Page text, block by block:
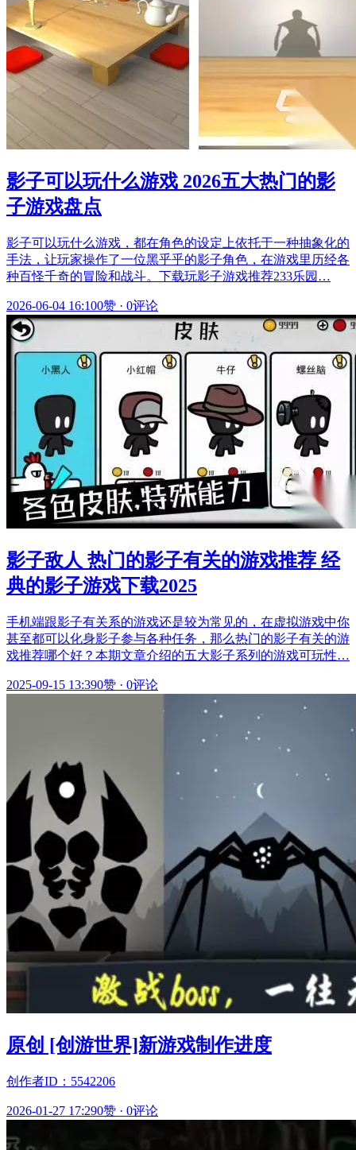
影子可以玩什么游戏 2026五大热门的影
子游戏盘点
影子可以玩什么游戏，都在角色的设定上依托于一种抽象化的
手法，让玩家操作了一位黑乎乎的影子角色，在游戏里历经各
种百怪千奇的冒险和战斗。下载玩影子游戏推荐233乐园…
2026-06-04 16:100赞 · 0评论
影子敌人 热门的影子有关的游戏推荐 经
典的影子游戏下载2025
手机端跟影子有关系的游戏还是较为常见的，在虚拟游戏中你
甚至都可以化身影子参与各种任务，那么热门的影子有关的游
戏推荐哪个好？本期文章介绍的五大影子系列的游戏可玩性…
2025-09-15 13:390赞 · 0评论
原创 [创游世界]新游戏制作进度
创作者ID：5542206
2026-01-27 17:290赞 · 0评论